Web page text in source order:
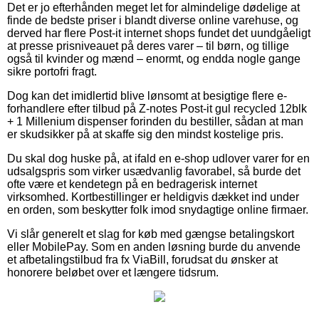
Det er jo efterhånden meget let for almindelige dødelige at
finde de bedste priser i blandt diverse online varehuse, og
derved har flere Post-it internet shops fundet det uundgåeligt
at presse prisniveauet på deres varer – til børn, og tillige
også til kvinder og mænd – enormt, og endda nogle gange
sikre portofri fragt.
Dog kan det imidlertid blive lønsomt at besigtige flere e-
forhandlere efter tilbud på Z-notes Post-it gul recycled 12blk
+ 1 Millenium dispenser forinden du bestiller, sådan at man
er skudsikker på at skaffe sig den mindst kostelige pris.
Du skal dog huske på, at ifald en e-shop udlover varer for en
udsalgspris som virker usædvanlig favorabel, så burde det
ofte være et kendetegn på en bedragerisk internet
virksomhed. Kortbestillinger er heldigvis dækket ind under
en orden, som beskytter folk imod snydagtige online firmaer.
Vi slår generelt et slag for køb med gængse betalingskort
eller MobilePay. Som en anden løsning burde du anvende
et afbetalingstilbud fra fx ViaBill, forudsat du ønsker at
honorere beløbet over et længere tidsrum.